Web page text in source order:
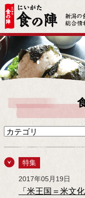
特集
2017年05月19日
「米王国＝米文